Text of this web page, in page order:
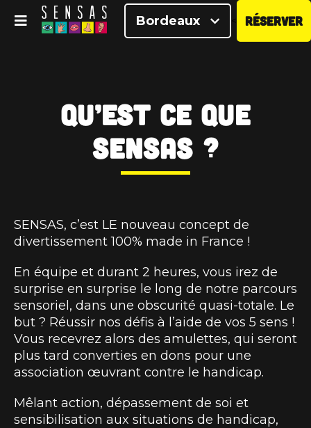
Bordeaux RÉSERVER
Qu’est ce que
SENSAS ?
SENSAS, c’est LE nouveau concept de
divertissement 100% made in France !
En équipe et durant 2 heures, vous irez de
surprise en surprise le long de notre parcours
sensoriel, dans une obscurité quasi-totale. Le
but ? Réussir nos défis à l’aide de vos 5 sens !
Vous recevrez alors des amulettes, qui seront
plus tard converties en dons pour une
association œuvrant contre le handicap.
Mêlant action, dépassement de soi et
sensibilisation aux situations de handicap,